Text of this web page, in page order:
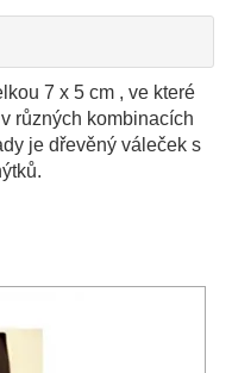
7 x 5 cm , ve které
různých kombinacích
je dřevěný váleček s